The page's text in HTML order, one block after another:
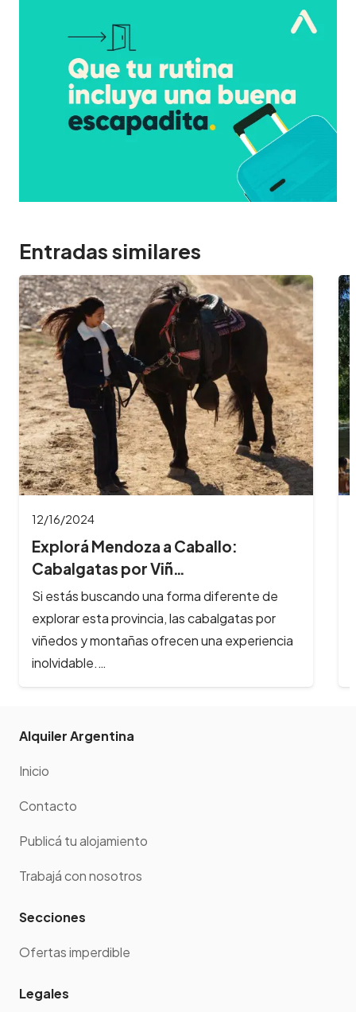
Entradas similares
11/26/2024
8 Imperdibles balnearios en las
Sierras de Có…
Los ríos y arroyos de Córdoba son los
principales atractivos turísticos de la provincia
y reciben cada año, cientos de…
Alquiler Argentina
Inicio
Contacto
Publicá tu alojamiento
Trabajá con nosotros
Secciones
Ofertas imperdible
Legales